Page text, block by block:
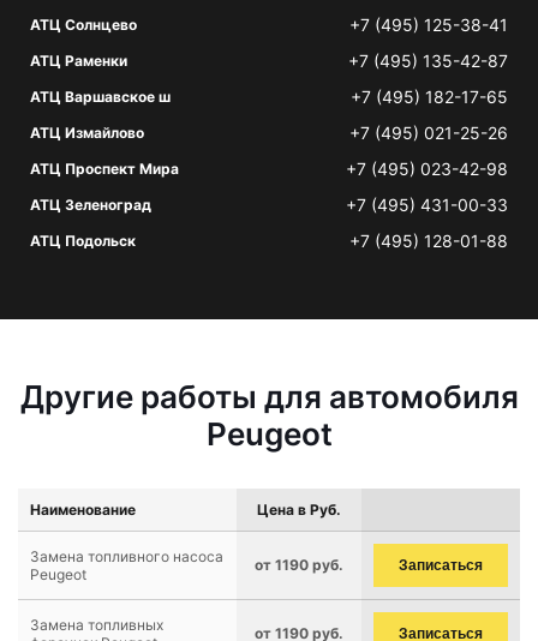
АТЦ Солнцево +7 (495) 125-38-41
АТЦ Раменки +7 (495) 135-42-87
АТЦ Варшавское ш +7 (495) 182-17-65
АТЦ Измайлово +7 (495) 021-25-26
АТЦ Проспект Мира +7 (495) 023-42-98
АТЦ Зеленоград +7 (495) 431-00-33
АТЦ Подольск +7 (495) 128-01-88
Другие работы для автомобиля
Peugeot
Наименование Цена в Руб.
Замена топливного насоса
Peugeot
от 1190 руб. Записаться
Замена топливных
от 1190 руб. Записаться